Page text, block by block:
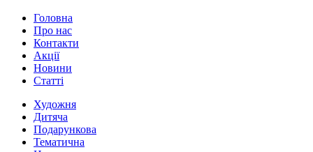
Головна
Про нас
Контакти
Акції
Новини
Статті
Художня
Дитяча
Подарункова
Тематична